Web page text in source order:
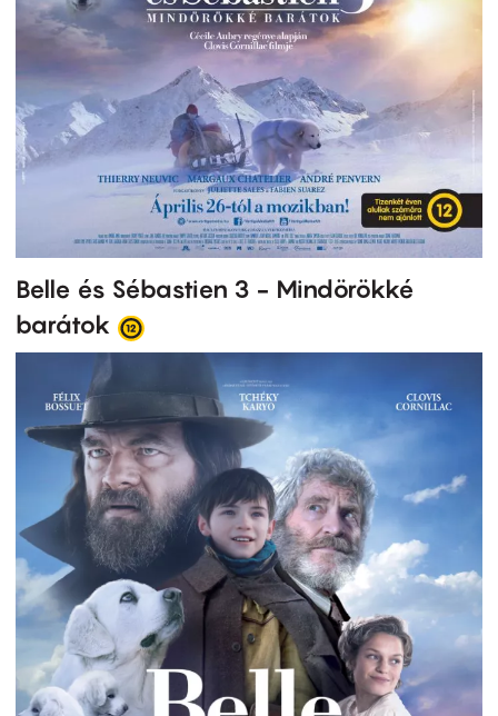
Belle és Sébastien 3 - Mindörökké
barátok